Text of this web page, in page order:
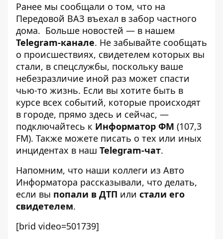
Ранее мы сообщали о том, что на
Передовой ВАЗ въехал в забор частного
дома. Больше новостей — в нашем
Telegram-канале. Не забывайте сообщать
о происшествиях, свидетелем которых вы
стали, в спецслужбы, поскольку ваше
небезразличие иной раз может спасти
чью-то жизнь. Если вы хотите быть в
курсе всех событий, которые происходят
в городе, прямо здесь и сейчас, —
подключайтесь к Информатор ФМ (107,3
FM). Также можете писать о тех или иных
инцидентах в наш Telegram-чат.
Напомним, что наши коллеги из Авто
Информатора рассказывали, что делать,
если вы попали в ДТП или стали его
свидетелем.
[brid video=501739]